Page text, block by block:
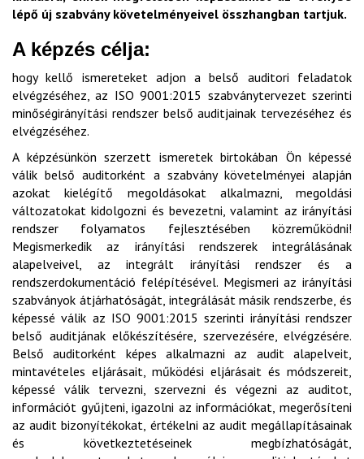
lépő új szabvány követelményeivel összhangban tartjuk.
A képzés célja:
hogy kellő ismereteket adjon a belső auditori feladatok
elvégzéséhez, az ISO 9001:2015 szabványtervezet szerinti
minőségirányítási rendszer belső auditjainak tervezéséhez és
elvégzéséhez.
A képzésünkön szerzett ismeretek birtokában Ön képessé
válik belső auditorként a szabvány követelményei alapján
azokat kielégítő megoldásokat alkalmazni, megoldási
változatokat kidolgozni és bevezetni, valamint az irányítási
rendszer folyamatos fejlesztésében közreműködni!
Megismerkedik az irányítási rendszerek integrálásának
alapelveivel, az integrált irányítási rendszer és a
rendszerdokumentáció felépítésével. Megismeri az irányítási
szabványok átjárhatóságát, integrálását másik rendszerbe, és
képessé válik az ISO 9001:2015 szerinti irányítási rendszer
belső auditjának előkészítésére, szervezésére, elvégzésére.
Belső auditorként képes alkalmazni az audit alapelveit,
mintavételes eljárásait, működési eljárásait és módszereit,
képessé válik tervezni, szervezni és végezni az auditot,
információt gyűjteni, igazolni az információkat, megerősíteni
az audit bizonyítékokat, értékelni az audit megállapításainak
és következtetéseinek megbízhatóságát,